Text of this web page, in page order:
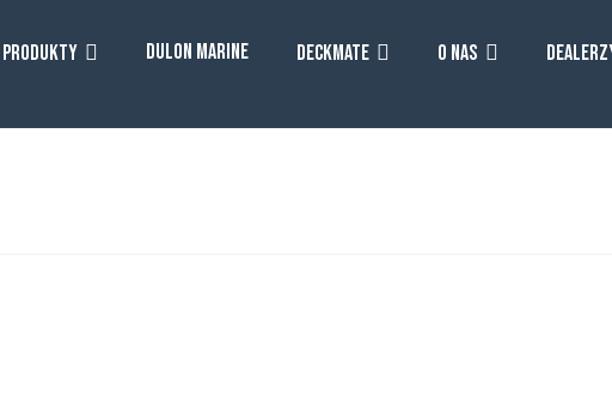
PRODUKTY DULON MARINE DECKMATE O NAS